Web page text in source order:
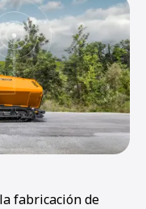
fabricación de